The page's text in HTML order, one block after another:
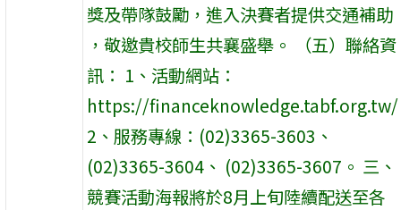
獎及帶隊鼓勵，進入決賽者提供交通補助
，敬邀貴校師生共襄盛舉。 （五）聯絡資
訊： 1、活動網站：
https://financeknowledge.tabf.org.tw/
2、服務專線：(02)3365-3603、
(02)3365-3604、 (02)3365-3607。 三、
競賽活動海報將於8月上旬陸續配送至各